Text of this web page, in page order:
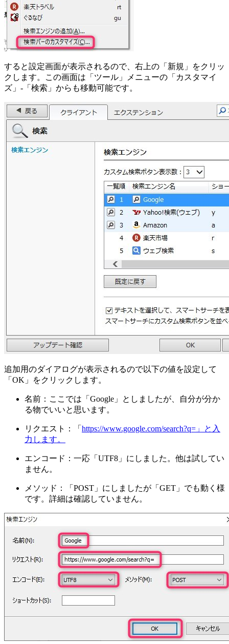
すると設定画面が表示されるので、右上の「新規」をクリッ
クします。この画面は「ツール」メニューの「カスタマイ
ズ」-「検索」からも移動可能です。
追加用のダイアログが表示されるので以下の値を設定して
「OK」をクリックします。
名前：ここでは「Google」としましたが、自分が分か
る物でいいと思います。
リクエスト：「 https://www.google.com/search?q=」と入
力します。
エンコード：一応「UTF8」にしました。他は試してい
ません。
メソッド：「POST」にしましたが「GET」でも動く様
です。詳細は確認していません。